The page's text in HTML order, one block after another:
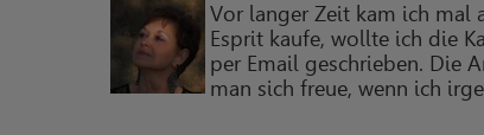
Vor langer Zeit kam ich mal
Esprit kaufe, wollte ich die
per Email geschrieben. Die
man sich freue, wenn ich